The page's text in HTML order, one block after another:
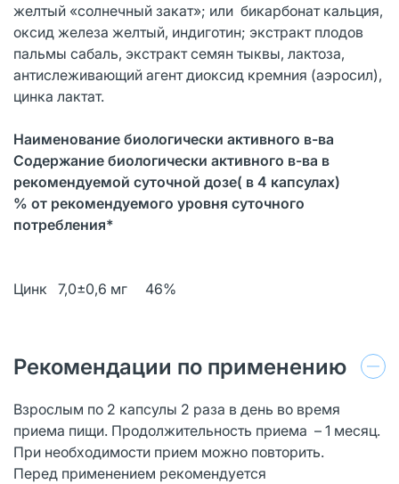
желтый «солнечный закат»; или бикарбонат кальция,
оксид железа желтый, индиготин; экстракт плодов
пальмы сабаль, экстракт семян тыквы, лактоза,
антислеживающий агент диоксид кремния (аэросил),
цинка лактат.
Наименование биологически активного в-ва
Содержание биологически активного в-ва в
рекомендуемой суточной дозе( в 4 капсулах)
% от рекомендуемого уровня суточного
потребления*
Цинк 7,0±0,6 мг 46%
Рекомендации по применению
Взрослым по 2 капсулы 2 раза в день во время
приема пищи. Продолжительность приема – 1 месяц.
При необходимости прием можно повторить.
Перед применением рекомендуется